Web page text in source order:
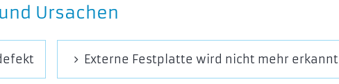
Ursachen
Externe Festplatte wird nicht mehr erkannt